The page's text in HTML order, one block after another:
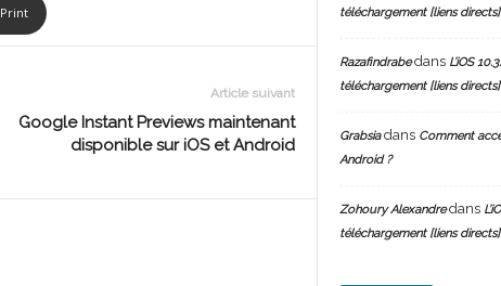
Print
Article suivant
Google Instant Previews maintenant
disponible sur iOS et Android
téléchargement [liens directs]
Razafindrabedans L’iOS
téléchargement [liens directs]
Grabsiadans Comment
Android ?
Zohoury Alexandredans
téléchargement [liens directs]